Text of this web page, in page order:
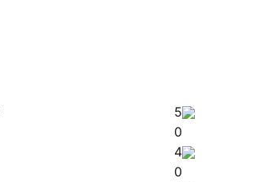
5
0
4
0